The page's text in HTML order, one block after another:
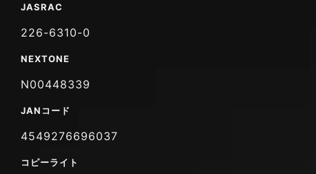
JASRAC
226-6310-0
NEXTONE
N00448339
JANコード
4549276696037
コピーライト